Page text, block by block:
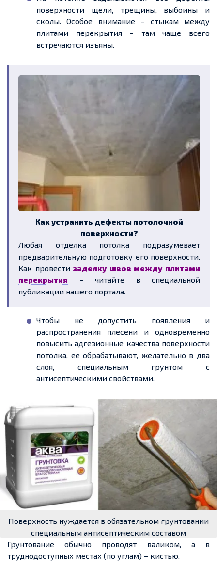
поверхности щели, трещины, выбоины и
сколы. Особое внимание – стыкам между
плитами перекрытия – там чаще всего
встречаются изъяны.
Как устранить дефекты потолочной
поверхности?
Любая отделка потолка подразумевает
предварительную подготовку его поверхности.
Как провестизаделку швов между плитами
перекрытия – читайте в специальной
публикации нашего портала.
Чтобы не допустить появления и
распространения плесени и одновременно
повысить адгезионные качества поверхности
потолка, ее обрабатывают, желательно в два
слоя, специальным грунтом с
антисептическими свойствами.
Поверхность нуждается в обязательном грунтовании
специальным антисептическим составом
Грунтование обычно проводят валиком, а в
труднодоступных местах (по углам) – кистью.